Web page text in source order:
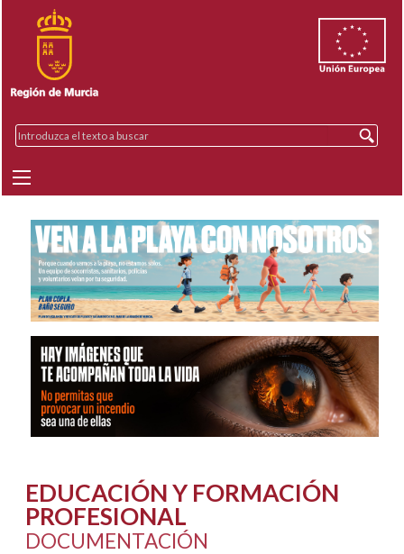
EDUCACIÓN Y FORMACIÓN
PROFESIONAL
DOCUMENTACIÓN